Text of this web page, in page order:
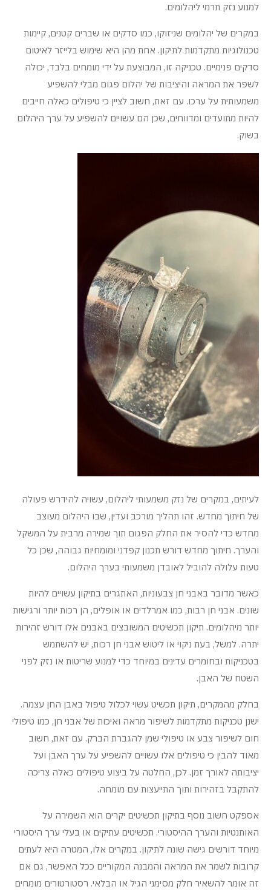
למנוע נזק תרמי ליהלומים.
במקרים של יהלומים שניזוקו, כמו סדקים או שברים קטנים, קיימות
טכנולוגיות מתקדמות לתיקון. אחת מהן היא שימוש בלייזר לאיטום
סדקים פנימיים. טכניקה זו, המבוצעת על ידי מומחים בלבד, יכולה
לשפר את המראה והיציבות של יהלום פגום מבלי להשפיע
משמעותית על ערכו. עם זאת, חשוב לציין כי טיפולים כאלה חייבים
להיות מתועדים ומדווחים, שכן הם עשויים להשפיע על ערך היהלום
בשוק.
לעיתים, במקרים של נזק משמעותי ליהלום, עשויה להידרש פעולה
של חיתוך מחדש. זהו תהליך מורכב ועדין, שבו היהלום מעוצב
מחדש כדי להסיר את החלק הפגום תוך שמירה מרבית על המשקל
והערך. חיתוך מחדש דורש תכנון קפדני ומומחיות גבוהה, שכן כל
טעות עלולה להוביל לאובדן משמעותי בערך היהלום.
כאשר מדובר באבני חן צבעוניות, האתגרים בתיקון עשויים להיות
שונים. אבני חן רבות, כמו אמרלדים או אופלים, הן רכות יותר ורגישות
יותר מיהלומים. תיקון תכשיטים המשובצים באבנים אלו דורש זהירות
יתרה. למשל, בעת ניקוי או ליטוש אבני חן רכות, יש להשתמש
בטכניקות ובחומרים עדינים במיוחד כדי למנוע שריטות או נזק לפני
השטח של האבן.
בחלק מהמקרים, תיקון תכשיט עשוי לכלול טיפול באבן החן עצמה.
ישנן טכניקות מתקדמות לשיפור מראה ואיכות של אבני חן, כמו טיפולי
חום לשיפור צבע או טיפולי שמן להגברת הברק. עם זאת, חשוב
מאוד להבין כי טיפולים אלו עשויים להשפיע על ערך האבן ועל
יציבותה לאורך זמן. לכן, החלטה על ביצוע טיפולים כאלה צריכה
להתקבל בזהירות ותוך התייעצות עם מומחה.
אספקט חשוב נוסף בתיקון תכשיטים יקרים הוא השמירה על
האותנטיות והערך ההיסטורי. תכשיטים עתיקים או בעלי ערך היסטורי
מיוחד דורשים גישה שונה לתיקון. במקרים אלו, המטרה היא לעתים
קרובות לשמר את המראה והמבנה המקוריים ככל האפשר, גם אם
זה אומר להשאיר חלק מסימני הגיל או הבלאי. רסטורטורים מומחים